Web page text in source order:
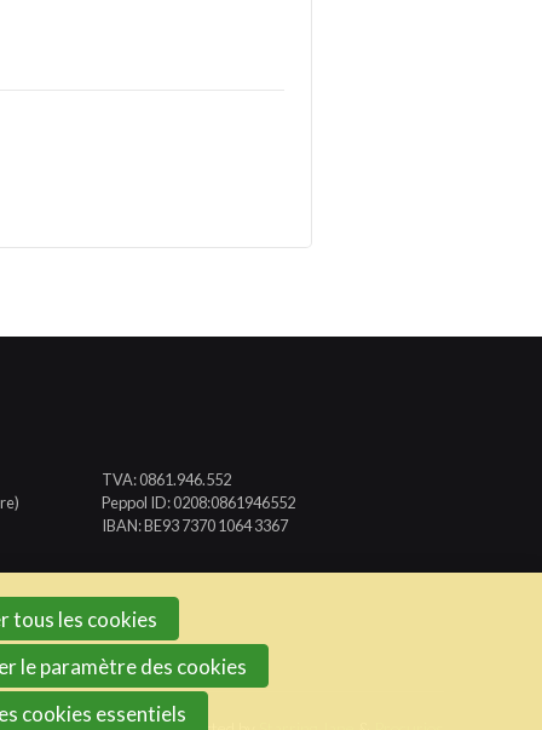
TVA: 0861.946.552
Peppol ID: 0208:0861946552
IBAN: BE93 7370 1064 3367
tous les cookies
le paramètre des cookies
cookies essentiels